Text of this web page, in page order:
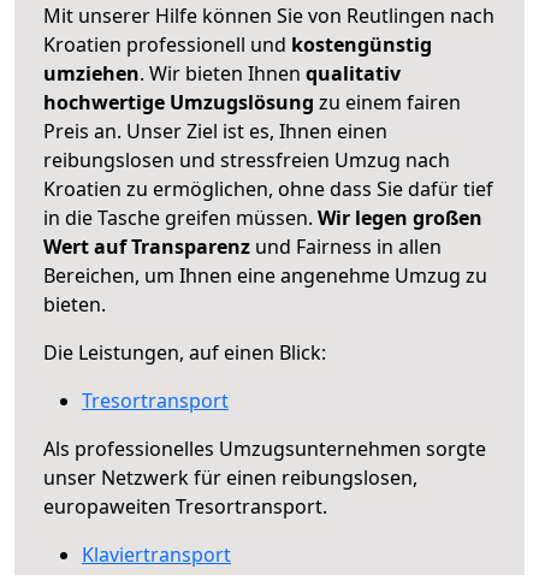
Mit unserer Hilfe können Sie von Reutlingen nach
Kroatien professionell und kostengünstig
umziehen. Wir bieten Ihnen qualitativ
hochwertige Umzugslösung zu einem fairen
Preis an. Unser Ziel ist es, Ihnen einen
reibungslosen und stressfreien Umzug nach
Kroatien zu ermöglichen, ohne dass Sie dafür tief
in die Tasche greifen müssen. Wir legen großen
Wert auf Transparenz und Fairness in allen
Bereichen, um Ihnen eine angenehme Umzug zu
bieten.
Die Leistungen, auf einen Blick:
Tresortransport
Als professionelles Umzugsunternehmen sorgte
unser Netzwerk für einen reibungslosen,
europaweiten Tresortransport.
Klaviertransport